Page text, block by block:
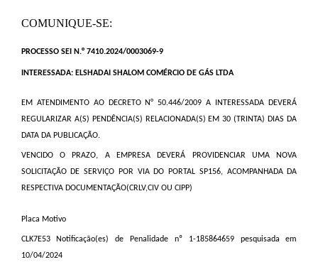
​COMUNIQUE-SE:
PROCESSO SEI N.° 7410.2024/0003069-9
INTERESSADA: ELSHADAI SHALOM COMÉRCIO DE GÁS LTDA
EM ATENDIMENTO AO DECRETO N° 50.446/2009 A INTERESSADA DEVERÁ
REGULARIZAR A(S) PENDÊNCIA(S) RELACIONADA(S) EM 30 (TRINTA) DIAS DA
DATA DA PUBLICAÇÃO.
VENCIDO O PRAZO, A EMPRESA DEVERÁ PROVIDENCIAR UMA NOVA
SOLICITAÇÃO DE SERVIÇO POR VIA DO PORTAL SP156, ACOMPANHADA DA
RESPECTIVA DOCUMENTAÇÃO(CRLV,CIV OU CIPP)
Placa Motivo
CLK7E53
Notificação(es) de Penalidade nº 1-185864659 pesquisada em
10/04/2024